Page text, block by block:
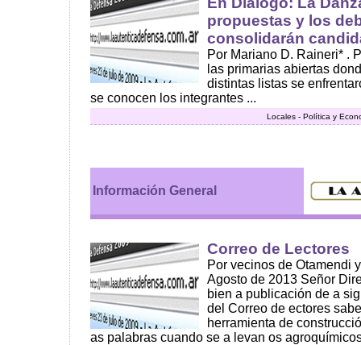
propuestas y los
consolidarán
Por Mariano D. Raineri* .
las primarias abiertas
distintas listas se
se conocen los integrantes ...
Locales - Política y
Información General
Correo de Lectores
Por vecinos de Otamendi
Agosto de 2013 Señor
bien a publicación de a
del Correo de ectores
herramienta de
as palabras cuando se a levan os